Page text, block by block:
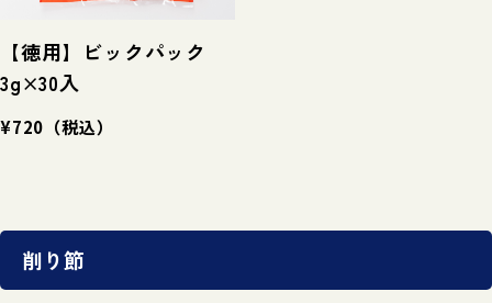
【徳用】ビックパック
3g×30入
¥720 （税込）
削り節